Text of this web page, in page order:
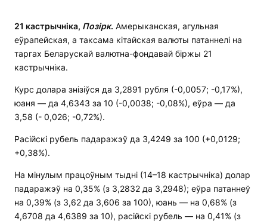
21 кастрычніка, Позірк. Амерыканская, агульная
еўрапейская, а таксама кітайская валюты патаннелі на
таргах Беларускай валютна-фондавай біржы 21
кастрычніка.
Курс долара знізіўся да 3,2891 рубля (-0,0057; -0,17%),
юаня — да 4,6343 за 10 (-0,0038; -0,08%), еўра — да
3,58 (- 0,026; -0,72%).
Расійскі рубель падаражэў да 3,4249 за 100 (+0,0129;
+0,38%).
На мінулым працоўным тыдні (14–18 кастрычніка) долар
падаражэў на 0,35% (з 3,2832 да 3,2948); еўра патаннеў
на 0,39% (з 3,62 да 3,606 за 100), юань — на 0,68% (з
4,6708 да 4,6389 за 10), расійскі рубель — на 0,41% (з